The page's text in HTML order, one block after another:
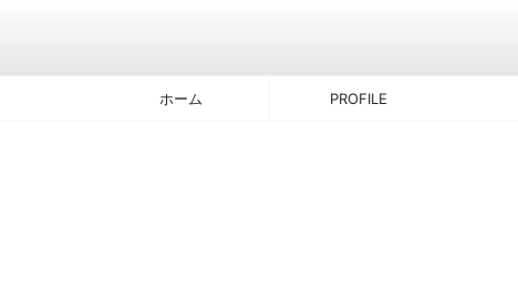
ホーム PROFILE